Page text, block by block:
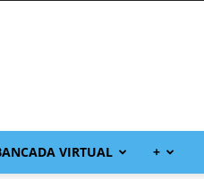
VIRTUAL +